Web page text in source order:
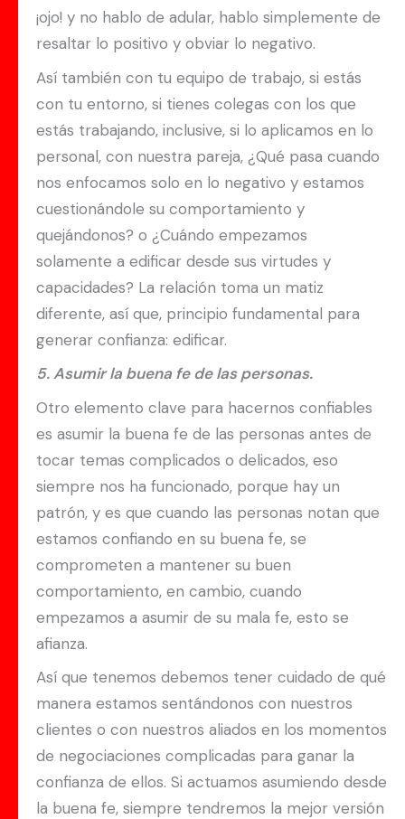
¡ojo! y no hablo de adular, hablo simplemente de
resaltar lo positivo y obviar lo negativo.
Así también con tu equipo de trabajo, si estás
con tu entorno, si tienes colegas con los que
estás trabajando, inclusive, si lo aplicamos en lo
personal, con nuestra pareja, ¿Qué pasa cuando
nos enfocamos solo en lo negativo y estamos
cuestionándole su comportamiento y
quejándonos? o ¿Cuándo empezamos
solamente a edificar desde sus virtudes y
capacidades? La relación toma un matiz
diferente, así que, principio fundamental para
generar confianza: edificar.
5. Asumir la buena fe de las personas.
Otro elemento clave para hacernos confiables
es asumir la buena fe de las personas antes de
tocar temas complicados o delicados, eso
siempre nos ha funcionado, porque hay un
patrón, y es que cuando las personas notan que
estamos confiando en su buena fe, se
comprometen a mantener su buen
comportamiento, en cambio, cuando
empezamos a asumir de su mala fe, esto se
afianza.
Así que tenemos debemos tener cuidado de qué
manera estamos sentándonos con nuestros
clientes o con nuestros aliados en los momentos
de negociaciones complicadas para ganar la
confianza de ellos. Si actuamos asumiendo desde
la buena fe, siempre tendremos la mejor versión